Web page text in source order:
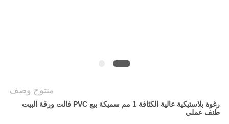
منتوج وصف
رغوة بلاستيكية عالية الكثافة 1 مم سميكة بيع PVC فالت ورقة البيت
طنف عملي